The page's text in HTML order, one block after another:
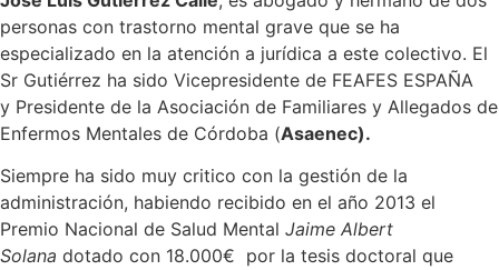
personas con trastorno mental grave que se ha
especializado en la atención a jurídica a este colectivo. El
Sr Gutiérrez ha sido Vicepresidente de FEAFES ESPAÑA
y Presidente de la Asociación de Familiares y Allegados de
Enfermos Mentales de Córdoba (Asaenec).
Siempre ha sido muy critico con la gestión de la
administración, habiendo recibido en el año 2013 el
Premio Nacional de Salud Mental Jaime Albert
Solana dotado con 18.000€ por la tesis doctoral que